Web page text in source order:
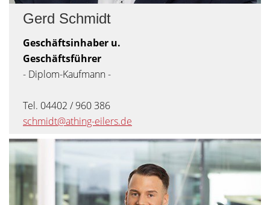
Gerd Schmidt
Geschäftsinhaber u.
Geschäftsführer
- Diplom-Kaufmann -
Tel. 04402 / 960 386
schmidt@athing-eilers.de